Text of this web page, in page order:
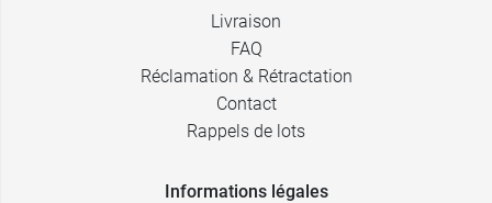
Livraison
FAQ
Réclamation & Rétractation
Contact
Rappels de lots
Informations légales